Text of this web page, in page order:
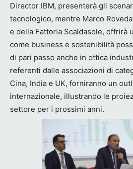
Director IBM, presenterà gli
tecnologico, mentre Marco
e della Fattoria Scaldasole, offrirà
come business e sostenibilità
di pari passo anche in ottica
referenti dalle associazioni di
Cina, India e UK, forniranno un
internazionale, illustrando le
settore per i prossimi anni.